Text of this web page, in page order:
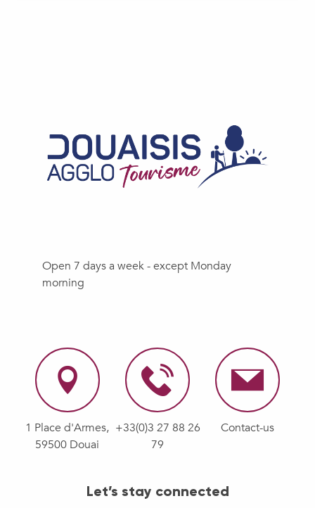
Open 7 days a week - except Monday
morning
1 Place d'Armes,
59500 Douai
+33(0)3 27 88 26
79
Contact-us
Let’s stay connected